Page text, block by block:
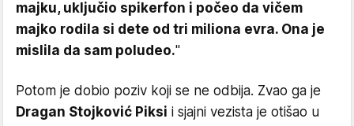
majku, uključio spikerfon i počeo da vičem
majko rodila si dete od tri miliona evra. Ona je
mislila da sam poludeo."
Potom je dobio poziv koji se ne odbija. Zvao ga je
Dragan Stojković Piksi i sjajni vezista je otišao u